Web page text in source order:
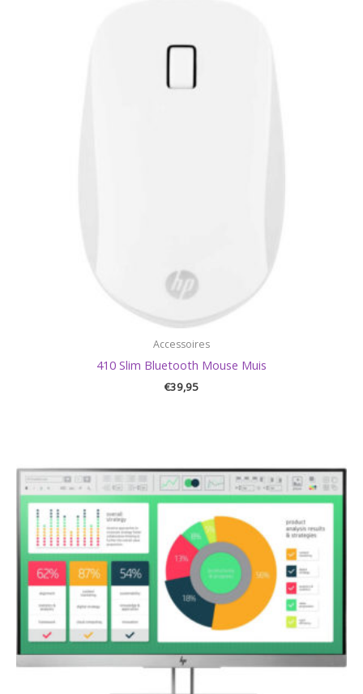
Accessoires
410 Slim Bluetooth Mouse Muis
€39,95